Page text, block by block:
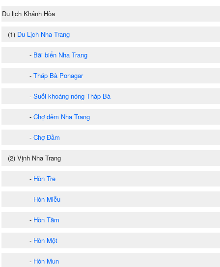
Du lịch Khánh Hòa
(1) Du Lịch Nha Trang
- Bãi biển Nha Trang
- Tháp Bà Ponagar
- Suối khoáng nóng Tháp Bà
- Chợ đêm Nha Trang
- Chợ Đầm
(2) Vịnh Nha Trang
- Hòn Tre
- Hòn Miễu
- Hòn Tằm
- Hòn Một
- Hòn Mun